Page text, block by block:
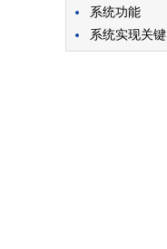
系统功能
系统实现关键